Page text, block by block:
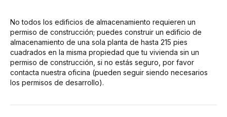
No todos los edificios de almacenamiento requieren un
permiso de construcción; puedes construir un edificio de
almacenamiento de una sola planta de hasta 215 pies
cuadrados en la misma propiedad que tu vivienda sin un
permiso de construcción, si no estás seguro, por favor
contacta nuestra oficina (pueden seguir siendo necesarios
los permisos de desarrollo).